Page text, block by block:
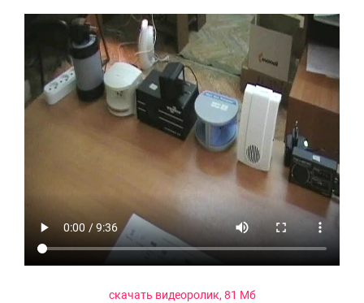
скачать видеоролик, 81 Мб